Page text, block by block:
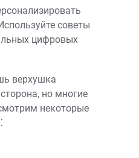
советы
цифровых
верхушка
но многие
некоторые